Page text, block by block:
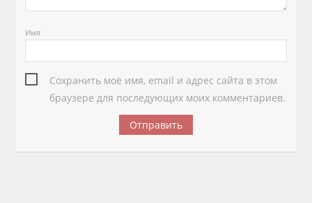
Имя
Сохранить моё имя, email и адрес сайта в этом
браузере для последующих моих комментариев.